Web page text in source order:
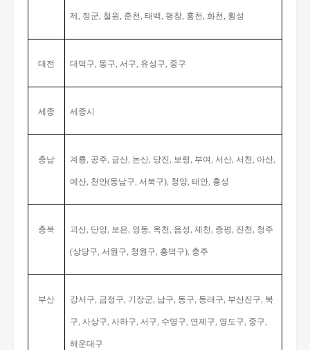
제, 정군, 철원, 춘천, 태백, 평창, 홍천, 화천, 횡성
대전 대덕구, 동구, 서구, 유성구, 중구
세종 세종시
충남 계룡, 공주, 금산, 논산, 당진, 보령, 부여, 서산, 서천, 아산,
예산, 천안(동남구, 서북구), 청양, 태안, 홍성
충북 괴산, 단양, 보은, 영동, 옥천, 음성, 제천, 증평, 진천, 청주
(상당구, 서원구, 청원구, 흥덕구), 충주
부산 강서구, 금정구, 기장군, 남구, 동구, 동래구, 부산진구, 북
구, 사상구, 사하구, 서구, 수영구, 연제구, 영도구, 중구,
해운대구